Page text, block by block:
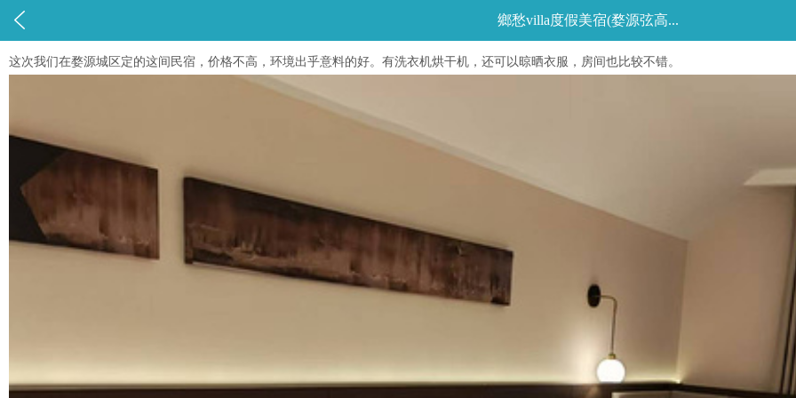
 鄉愁villa度假美宿(婺源弦高...
这次我们在婺源城区定的这间民宿，价格不高，环境出乎意料的好。有洗衣机烘干机，还可以晾晒衣服，房间也比较不错。